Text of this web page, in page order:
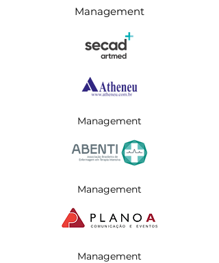
Management
Management
Management
Management